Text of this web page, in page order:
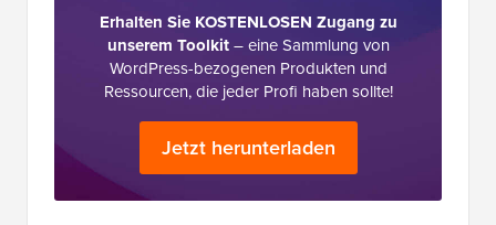
Erhalten Sie KOSTENLOSEN Zugang zu
unserem Toolkit– eine Sammlung von
WordPress-bezogenen Produkten und
Ressourcen, die jeder Profi haben sollte!
Jetzt herunterladen